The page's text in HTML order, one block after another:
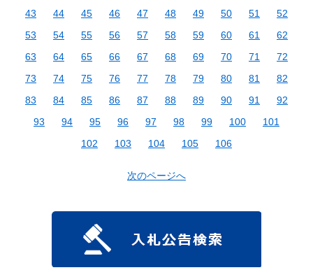
43
44 45 46 47 48 49 50 51
52
53
54 55 56 57 58 59 60 61
62
63
64 65 66 67 68 69 70 71
72
73
74 75 76 77 78 79 80 81
82
83
84 85 86 87 88 89 90 91
92
93
94 95 96 97 98 99 100
101
102
103 104 105 106
次のページへ